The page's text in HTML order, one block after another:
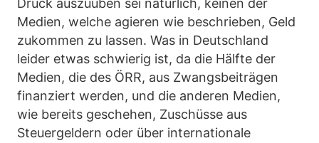
Druck auszuüben sei natürlich, keinen der
Medien, welche agieren wie beschrieben, Geld
zukommen zu lassen. Was in Deutschland
leider etwas schwierig ist, da die Hälfte der
Medien, die des ÖRR, aus Zwangsbeiträgen
finanziert werden, und die anderen Medien,
wie bereits geschehen, Zuschüsse aus
Steuergeldern oder über internationale